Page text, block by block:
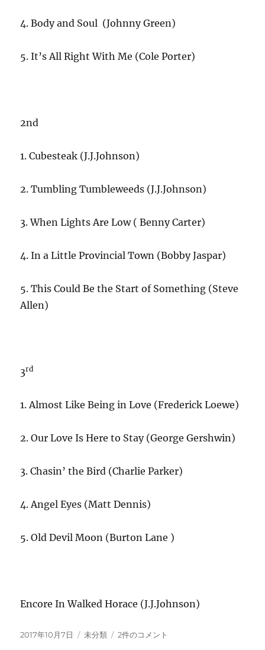
4. Body and Soul (Johnny Green)
5. It’s All Right With Me (Cole Porter)
2nd
1. Cubesteak (J.J.Johnson)
2. Tumbling Tumbleweeds (J.J.Johnson)
3. When Lights Are Low ( Benny Carter)
4. In a Little Provincial Town (Bobby Jaspar)
5. This Could Be the Start of Something (Steve
Allen)
3rd
1. Almost Like Being in Love (Frederick Loewe)
2. Our Love Is Here to Stay (George Gershwin)
3. Chasin’ the Bird (Charlie Parker)
4. Angel Eyes (Matt Dennis)
5. Old Devil Moon (Burton Lane )
Encore In Walked Horace (J.J.Johnson)
投
2017年10月7日
カ
未分類
中
2件のコメント